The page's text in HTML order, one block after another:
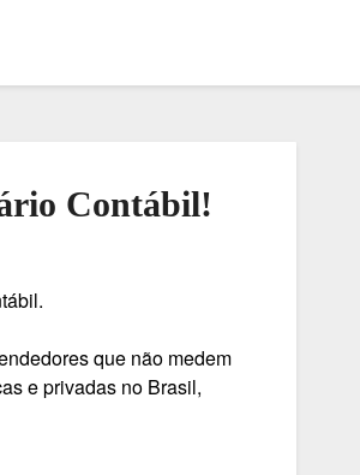
Contábil!
que não medem
e privadas no Brasil,